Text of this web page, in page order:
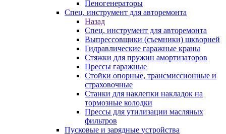
Пеногенераторы
Спец. инструмент для авторемонта
Назад
Спец. инструмент для авторемонта
Выпрессовщики (съемники) шкворней
Гидравлические гаражные краны
Стяжки для пружин амортизаторов
Прессы гаражные
Стойки опорные, трансмиссионные и
страховочные
Станки для наклепки накладок на
тормозные колодки
Прессы для утилизации масляных
фильтров
Пусковые и зарядные устройства